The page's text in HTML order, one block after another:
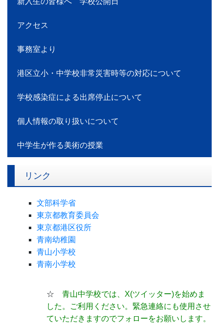
アクセス
事務室より
港区立小・中学校非常災害時等の対応について
学校感染症による出席停止について
個人情報の取り扱いについて
中学生が作る美術の授業
リンク
文部科学省
東京都教育委員会
東京都港区役所
青南幼稚園
青山小学校
青南小学校
☆ 青山中学校では、X(ツイッター)を始めま
した。ご利用ください。緊急連絡にも使用させ
ていただきますのでフォローをお願いします。